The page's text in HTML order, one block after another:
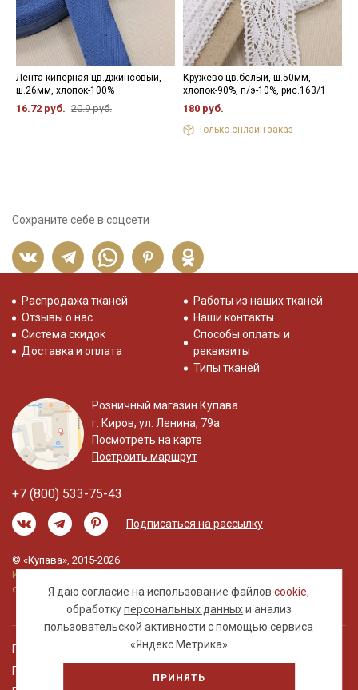
Лента киперная цв.джинсовый,
ш.26мм, хлопок-100%
16.72 руб. 20.9 руб.
Кружево цв.белый, ш.50мм,
хлопок-90%, п/э-10%, рис.163/1
180 руб.
Только онлайн-заказ
Сохраните себе в соцсети
Я даю согласие на использование файловcookie,
обработкуперсональных данныхи анализ
пользовательской активности с помощью сервиса
«Яндекс.Метрика»
ПРИНЯТЬ
Распродажа тканей
Отзывы о нас
Система скидок
Доставка и оплата
Работы из наших тканей
Наши контакты
Способы оплаты и
реквизиты
Типы тканей
Розничный магазин Купава
г. Киров, ул. Ленина, 79а
Посмотреть на карте
Построить маршрут
+7 (800) 533-75-43
Подписаться на рассылку
© «Купава», 2015-2026
Информация на сайте не является публичной
офертой.
Правовая информация
Политика обработки персональных данных